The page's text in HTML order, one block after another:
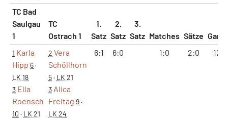
TC Bad
Saulgau
1
TC
Ostrach 1
1.
Satz
2.
Satz
3.
Satz Matches Sätze
1 Karla
Hipp 6·
LK 18
3 Ella
Roensch
10 · LK 21
2 Vera
Schöllhorn
5· LK 21
3 Alica
Freitag 9·
LK 24
6:1 6:0 1:0 2:0 12:1